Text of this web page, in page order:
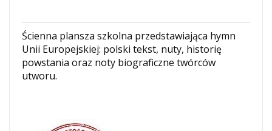
Ścienna plansza szkolna przedstawiająca hymn
Unii Europejskiej: polski tekst, nuty, historię
powstania oraz noty biograficzne twórców
utworu.